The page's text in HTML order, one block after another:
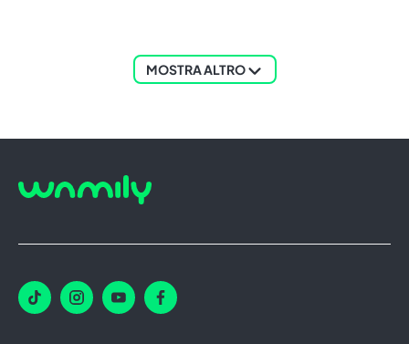
MOSTRA ALTRO